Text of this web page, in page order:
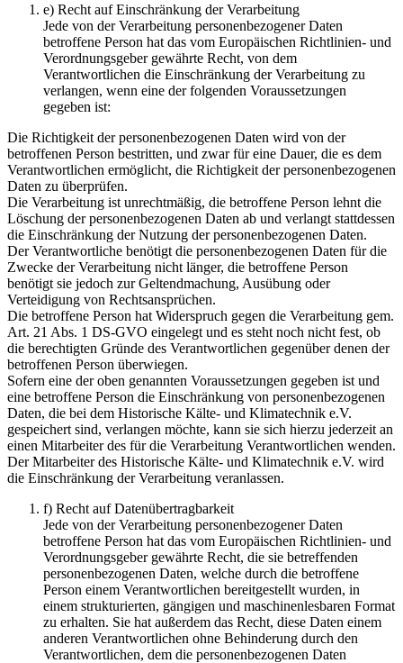
e) Recht auf Einschränkung der Verarbeitung
Jede von der Verarbeitung personenbezogener Daten
betroffene Person hat das vom Europäischen Richtlinien- und
Verordnungsgeber gewährte Recht, von dem
Verantwortlichen die Einschränkung der Verarbeitung zu
verlangen, wenn eine der folgenden Voraussetzungen
gegeben ist:
Die Richtigkeit der personenbezogenen Daten wird von der
betroffenen Person bestritten, und zwar für eine Dauer, die es dem
Verantwortlichen ermöglicht, die Richtigkeit der personenbezogenen
Daten zu überprüfen.
Die Verarbeitung ist unrechtmäßig, die betroffene Person lehnt die
Löschung der personenbezogenen Daten ab und verlangt stattdessen
die Einschränkung der Nutzung der personenbezogenen Daten.
Der Verantwortliche benötigt die personenbezogenen Daten für die
Zwecke der Verarbeitung nicht länger, die betroffene Person
benötigt sie jedoch zur Geltendmachung, Ausübung oder
Verteidigung von Rechtsansprüchen.
Die betroffene Person hat Widerspruch gegen die Verarbeitung gem.
Art. 21 Abs. 1 DS-GVO eingelegt und es steht noch nicht fest, ob
die berechtigten Gründe des Verantwortlichen gegenüber denen der
betroffenen Person überwiegen.
Sofern eine der oben genannten Voraussetzungen gegeben ist und
eine betroffene Person die Einschränkung von personenbezogenen
Daten, die bei dem Historische Kälte- und Klimatechnik e.V.
gespeichert sind, verlangen möchte, kann sie sich hierzu jederzeit an
einen Mitarbeiter des für die Verarbeitung Verantwortlichen wenden.
Der Mitarbeiter des Historische Kälte- und Klimatechnik e.V. wird
die Einschränkung der Verarbeitung veranlassen.
f) Recht auf Datenübertragbarkeit
Jede von der Verarbeitung personenbezogener Daten
betroffene Person hat das vom Europäischen Richtlinien- und
Verordnungsgeber gewährte Recht, die sie betreffenden
personenbezogenen Daten, welche durch die betroffene
Person einem Verantwortlichen bereitgestellt wurden, in
einem strukturierten, gängigen und maschinenlesbaren Format
zu erhalten. Sie hat außerdem das Recht, diese Daten einem
anderen Verantwortlichen ohne Behinderung durch den
Verantwortlichen, dem die personenbezogenen Daten